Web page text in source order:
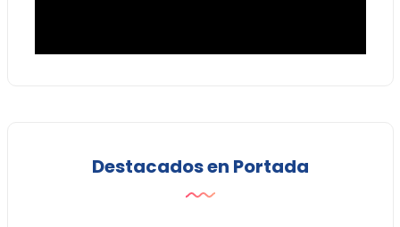
Destacados en Portada